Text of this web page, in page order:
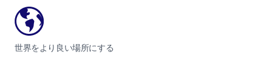
世界をより良い場所にする